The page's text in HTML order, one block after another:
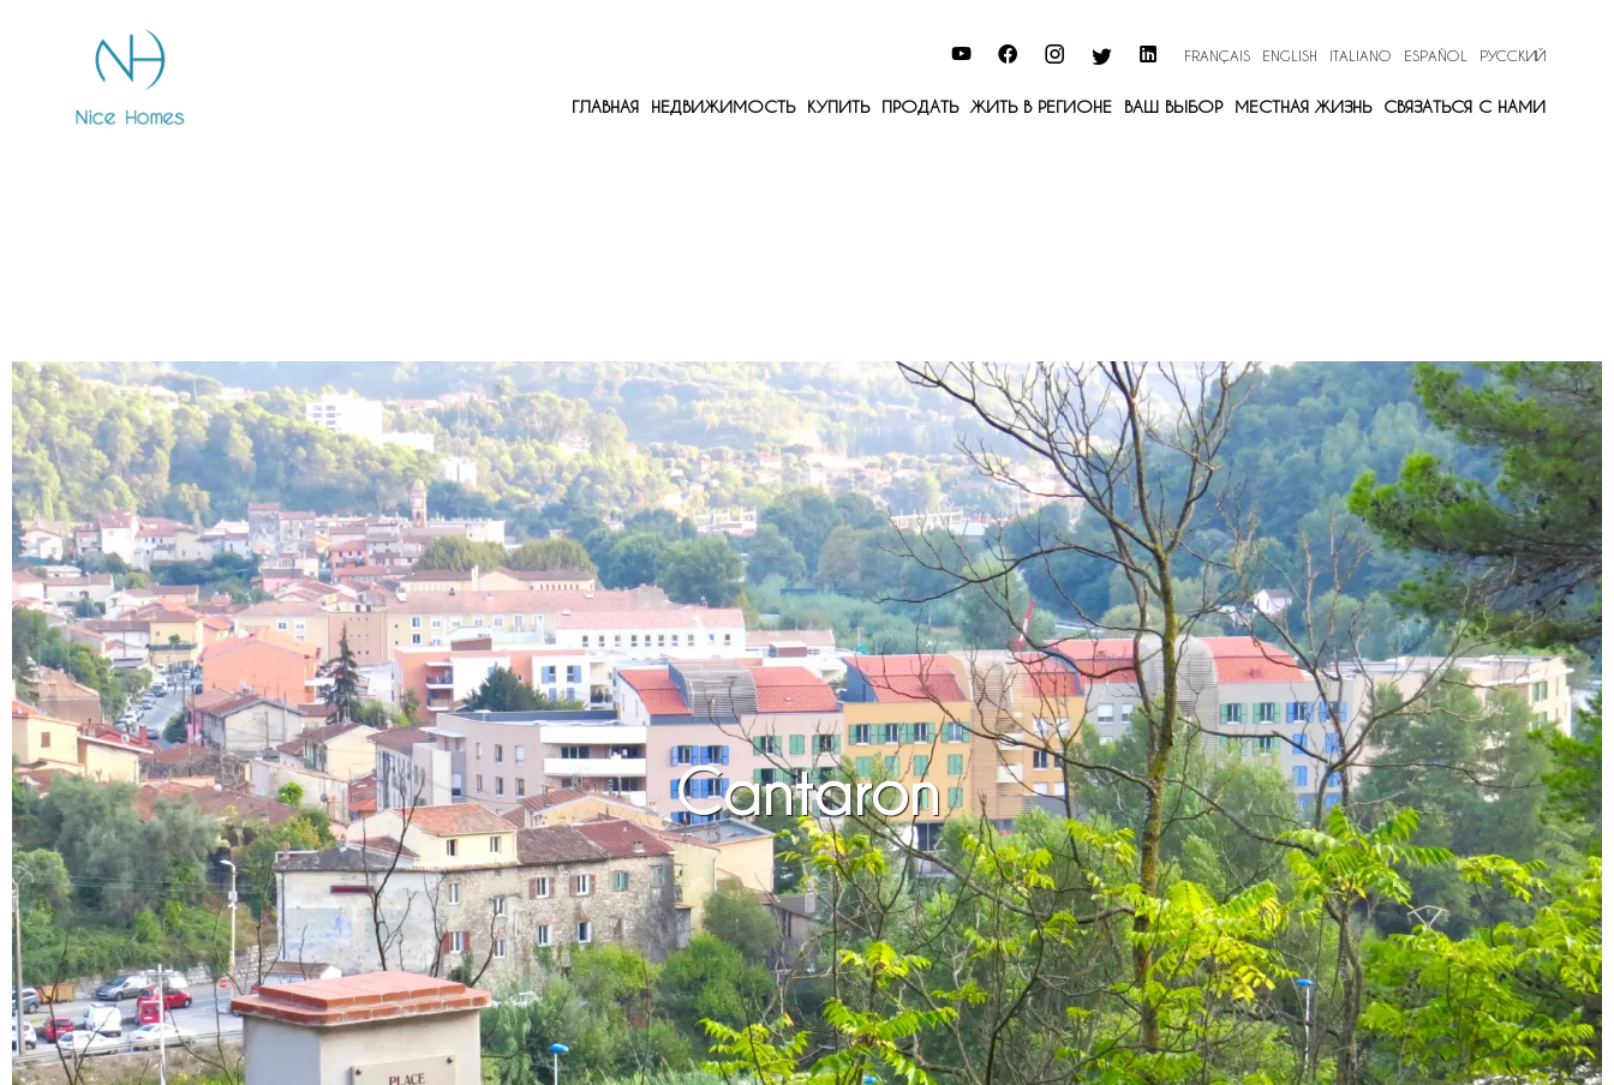
FRANÇAIS ENGLISH ITALIANO ESPAÑOL РУССКИЙ
ГЛАВНАЯ НЕДВИЖИМОСТЬ КУПИТЬ ПРОДАТЬ ЖИТЬ В РЕГИОНЕ ВАШ ВЫБОР МЕСТНАЯ ЖИЗНЬ СВЯЗАТЬСЯ С НАМИ
Cantaron